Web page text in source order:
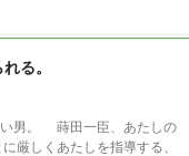
る。
男。 蒔田一臣、あたしの
厳しくあたしを指導する、